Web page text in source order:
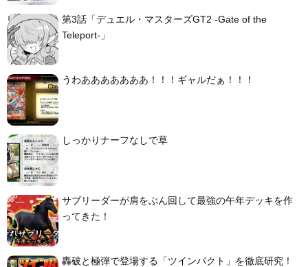
第3話「デュエル・マスターズGT2 -Gate of the
Teleport-」
うわあああああああ！！！ギャルだぁ！！！
しっかりナーフなしで草
サブリーダーが肩をぶん回して最強の午年デッキを作
ってきた！
轟破と極弾で登場する「ツインパクト」を徹底研究！